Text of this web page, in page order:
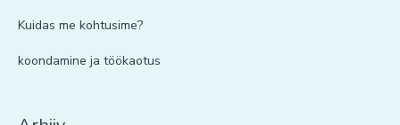
Kuidas me kohtusime?
koondamine ja töökaotus